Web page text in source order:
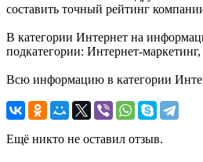
составить точный рейтинг
В категории Интернет на
подкатегории: Интернет-
Всю информацию в категории
Ещё никто не оставил отзыв.